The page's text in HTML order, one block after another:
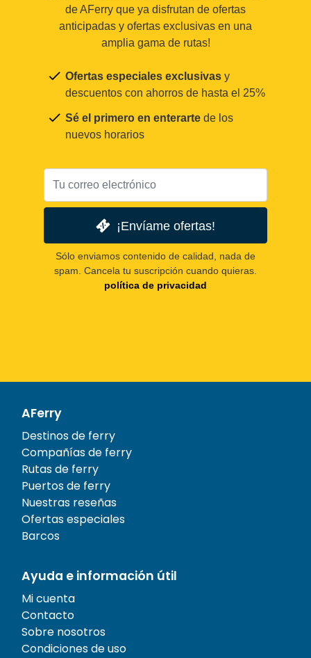
de AFerry que ya disfrutan de ofertas
anticipadas y ofertas exclusivas en una
amplia gama de rutas!
Ofertas especiales exclusivas y
descuentos con ahorros de hasta el 25%
Sé el primero en enterarte de los
nuevos horarios
¡Envíame ofertas!
Sólo enviamos contenido de calidad, nada de
spam. Cancela tu suscripción cuando quieras.
política de privacidad
AFerry
Destinos de ferry
Compañías de ferry
Rutas de ferry
Puertos de ferry
Nuestras reseñas
Ofertas especiales
Barcos
Ayuda e información útil
Mi cuenta
Contacto
Sobre nosotros
Condiciones de uso